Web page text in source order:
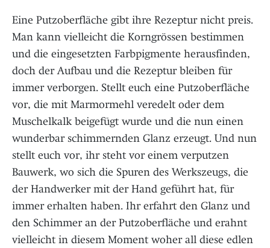
Eine Putzoberfläche gibt ihre Rezeptur nicht preis.
Man kann vielleicht die Korngrössen bestimmen
und die eingesetzten Farbpigmente herausfinden,
doch der Aufbau und die Rezeptur bleiben für
immer verborgen. Stellt euch eine Putzoberfläche
vor, die mit Marmormehl veredelt oder dem
Muschelkalk beigefügt wurde und die nun einen
wunderbar schimmernden Glanz erzeugt. Und nun
stellt euch vor, ihr steht vor einem verputzen
Bauwerk, wo sich die Spuren des Werkszeugs, die
der Handwerker mit der Hand geführt hat, für
immer erhalten haben. Ihr erfahrt den Glanz und
den Schimmer an der Putzoberfläche und erahnt
vielleicht in diesem Moment woher all diese edlen